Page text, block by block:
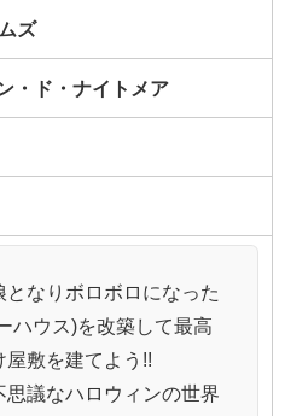
ズ
・ド・ナイトメア
となりボロボロになった
ハウス)を改築して最高
屋敷を建てよう!!
思議なハロウィンの世界